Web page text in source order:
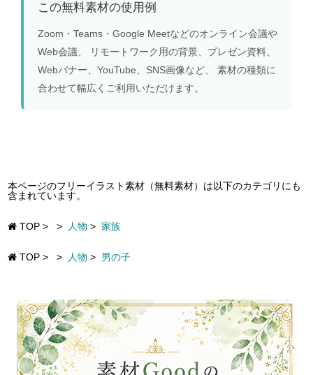
この無料素材の使用例
Zoom・Teams・Google Meetなどのオンライン会議や
Web会議、 リモートワーク用の背景、プレゼン資料、
Webバナー、YouTube、SNS画像など、 素材の種類に
合わせて幅広くご利用いただけます。
本ページのフリーイラスト素材（無料素材）は以下のカテゴリにも
含まれています。
TOP > > 人物 > 家族
TOP > > 人物 > 男の子